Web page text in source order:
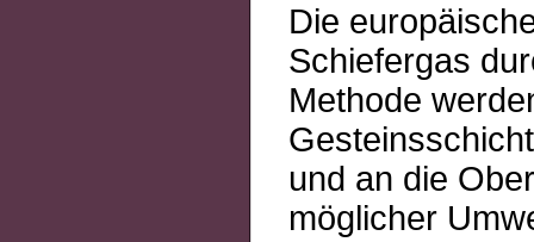
Die
Schiefergas
Methode
und an die
möglicher